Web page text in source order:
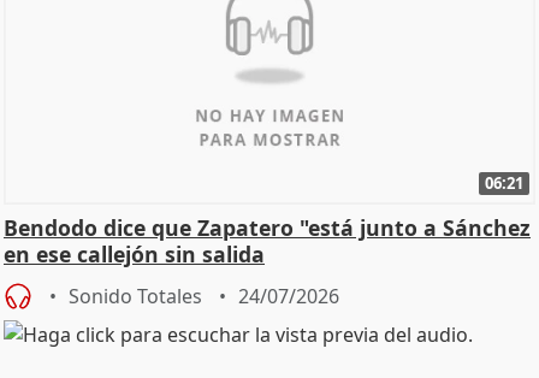
06:21
Bendodo dice que Zapatero "está junto a Sánchez
en ese callejón sin salida
Sonido Totales 24/07/2026